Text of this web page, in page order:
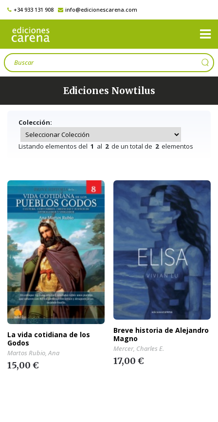
+34 933 131 908 info@edicionescarena.com
Ediciones Nowtilus
Colección:
Listando elementos del 1 al 2de un total de 2elementos
La vida cotidiana de los
Godos
Martos Rubio, Ana
15,00 €
Breve historia de Alejandro
Magno
Mercer, Charles E.
17,00 €